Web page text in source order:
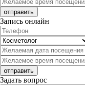
Запись онлайн
Задать вопрос